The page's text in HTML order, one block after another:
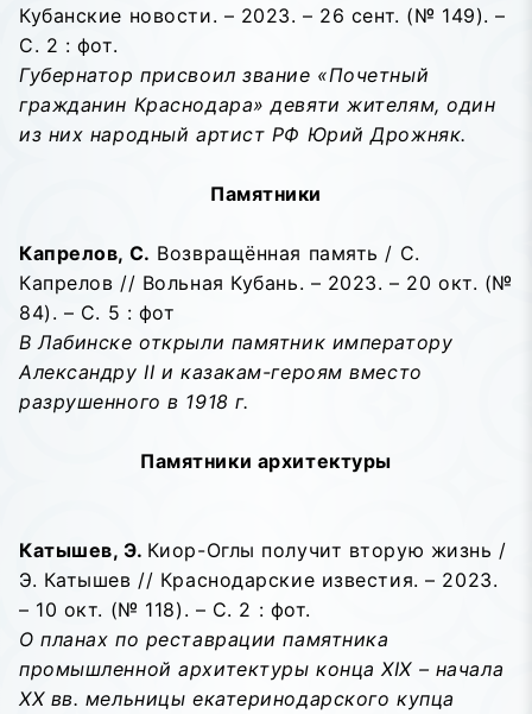
Кубанские новости. – 2023. – 26 сент. (№ 149). –
С. 2 : фот.
Губернатор присвоил звание «Почетный
гражданин Краснодара» девяти жителям, один
из них народный артист РФ Юрий Дрожняк.
Памятники
Капрелов, С. Возвращённая память / С.
Капрелов // Вольная Кубань. – 2023. – 20 окт. (№
84). – С. 5 : фот
В Лабинске открыли памятник императору
Александру II и казакам-героям вместо
разрушенного в 1918 г.
Памятники архитектуры
Катышев, Э. Киор-Оглы получит вторую жизнь /
Э. Катышев // Краснодарские известия. – 2023.
– 10 окт. (№ 118). – С. 2 : фот.
О планах по реставрации памятника
промышленной архитектуры конца XIX – начала
XX вв. мельницы екатеринодарского купца